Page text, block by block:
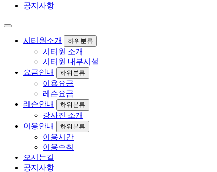
공지사항
시티원소개 하위분류
시티원 소개
시티원 내부시설
요금안내
하위분류
이용요금
레슨요금
레슨안내
하위분류
강사진 소개
이용안내
하위분류
이용시간
이용수칙
오시는길
공지사항